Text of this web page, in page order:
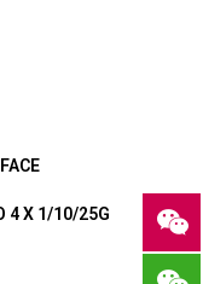
4 X 1/10/25G